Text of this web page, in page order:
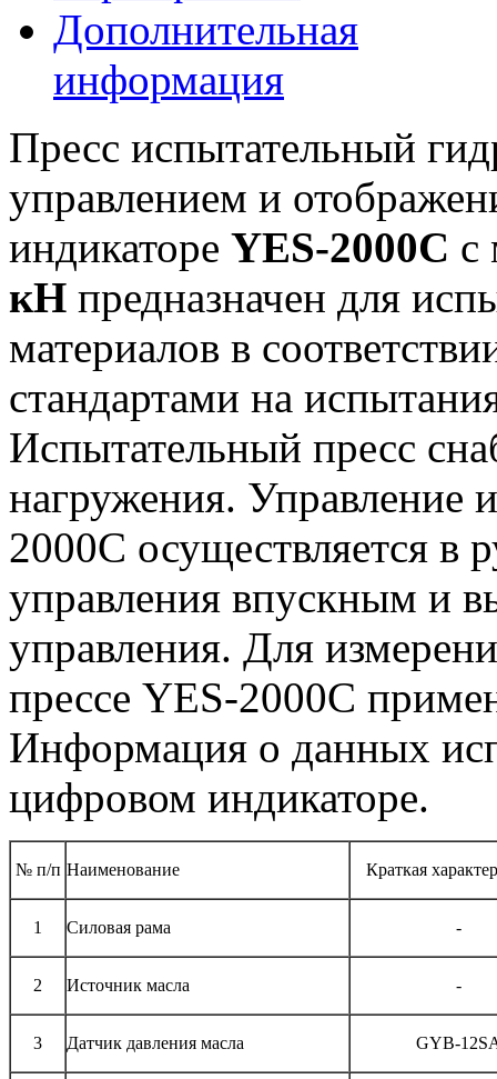
Дополнительная
информация
Пресс испытательный
управлением и
индикаторе YES-2000C c
кН предназначен для
материалов в
стандартами на
Испытательный пресс
нагружения. Управление
2000C осуществляется
управления впускным и
управления. Для
прессе YES-2000C
Информация о данных
цифровом индикаторе.
№ п/п Наименование Краткая
1 Силовая рама -
2 Источник масла -
3 Датчик давления масла GYB-